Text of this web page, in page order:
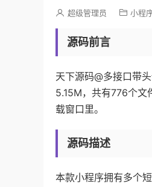
超级管理员 小程
源码前言
天下源码@多接口带
5.15M，共有776个文
载窗口里。
源码描述
本款小程序拥有多个